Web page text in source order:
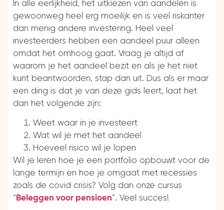
In alle eerlijkheid, het uitkiezen van aandelen is
gewoonweg heel erg moeilijk en is veel riskanter
dan menig andere investering. Heel veel
investeerders hebben een aandeel puur alleen
omdat het omhoog gaat. Vraag je altijd af
waarom je het aandeel bezit en als je het niet
kunt beantwoorden, stap dan uit. Dus als er maar
een ding is dat je van deze gids leert, laat het
dan het volgende zijn:
Weet waar in je investeert
Wat wil je met het aandeel
Hoeveel risico wil je lopen
Wil je leren hoe je een portfolio opbouwt voor de
lange termijn en hoe je omgaat met recessies
zoals de covid crisis? Volg dan onze cursus
“Beleggen voor pensioen”. Veel succes!